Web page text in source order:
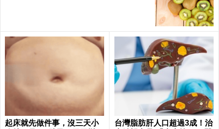
起床就先做件事，沒三天小
台灣脂肪肝人口超過3成！治